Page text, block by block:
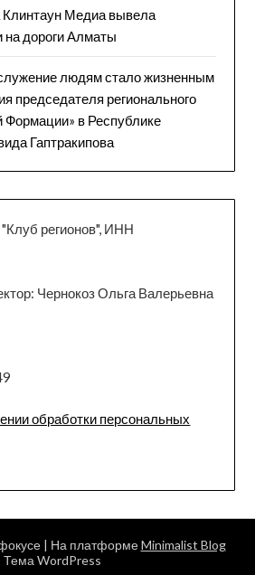
Клинтаун Медиа вывела
дороги Алматы
людям стало жизненным
председателя регионального
Формации» в Республике
Гаптракипова
регионов", ИНН
Чернокоз Ольга Валерьевна
обработки персональных
| На платформеMinimalist Blog
Тема WordPress